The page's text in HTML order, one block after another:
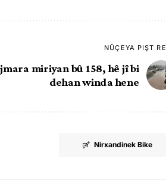
NÛÇEYA PIŞT RE
miriyan bû 158, hê jî bi
dehan winda hene
Nirxandinek Bike